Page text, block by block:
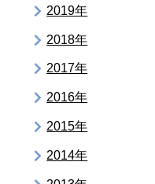
2019年
2018年
2017年
2016年
2015年
2014年